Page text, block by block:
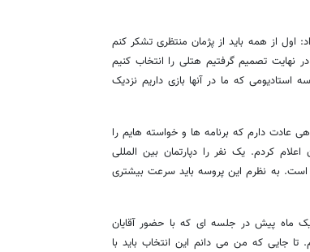
اول از همه باید از پژمان منتظری تشکر کنم
تصمیم گرفتیم هتلی را انتخاب کنیم
که ما در آنها بازی داریم نزدیک
عادت دارم که برنامه ها و خواسته هایم را
اعلام کردم. یک نفر را دپارتمان بین المللی
به نظرم این پروسه باید سرعت بیشتری
ماه پیش در جلسه ای که با حضور آقایان
جایی که من می دانم این انتخاب باید با